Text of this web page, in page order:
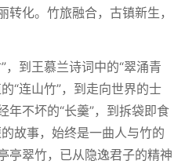
化。竹旅融合，古镇新生，
，到王慕兰诗词中的“翠涌青
“连山竹”，到走向世界的士
年不坏的“长羹”，到拆袋即食
故事，始终是一曲人与竹的
亭翠竹，已从隐逸君子的精神